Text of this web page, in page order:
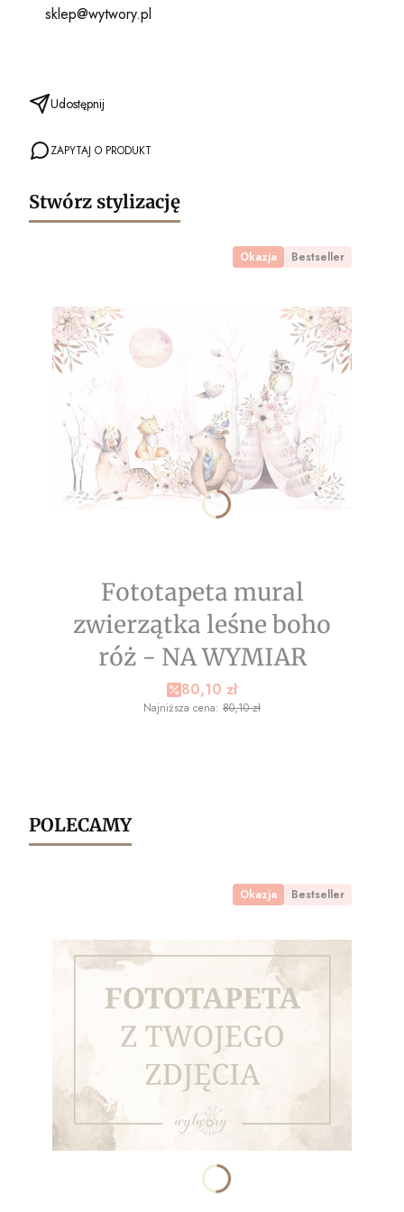
sklep@wytwory.pl
Udostępnij
ZAPYTAJ O PRODUKT
Stwórz stylizację
Okazja Bestseller
Fototapeta mural
zwierzątka leśne boho
róż - NA WYMIAR
Cena promocyjna
80,10 zł
Najniższa cena: 80,10 zł
POLECAMY
Okazja Bestseller